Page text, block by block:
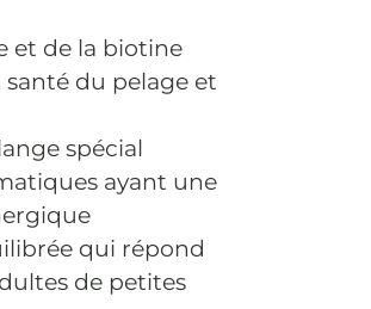
et de la biotine
du pelage et
spécial
ayant une
qui répond
de petites